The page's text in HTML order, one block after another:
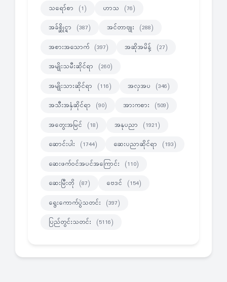
သရော်စာ (1) ဟာသ (76)
အခ်စ္ဆိုင္ရာ (387) အင်တာဗျုး (288)
အစားအသောက် (397) အဆိုအမိန့် (27)
အမျိုးသမီးဆိုင်ရာ (260)
အမျိုးသားဆိုင်ရာ (116) အလှအပ (346)
အသီးအနှံဆိုင်ရာ (90) အားကစား (509)
အတွေးအမြင် (18) အနုပညာ (1921)
ဆောင်းပါး (1744) ဆေးပညာဆိုင်ရာ (193)
ဆေးဖက်ဝင်အပင်အကြောင်း (110)
ဆေးမြီးတို (87) ဗေဒင် (154)
ရွေးကောက်ပွဲသတင်း (397)
ပြည်တွင်းသတင်း (5116)